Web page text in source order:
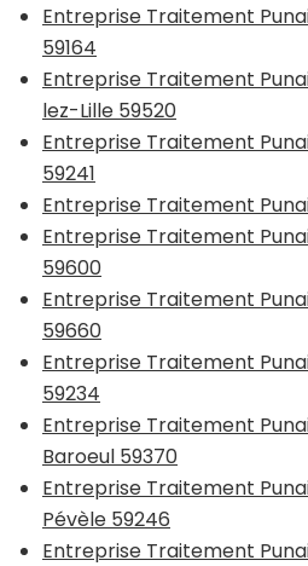
Entreprise Traitement
59164
Entreprise Traitement
lez-Lille 59520
Entreprise Traitement
59241
Entreprise Traitement
Entreprise Traitement
59600
Entreprise Traitement
59660
Entreprise Traitement
59234
Entreprise Traitement
Baroeul 59370
Entreprise Traitement
Pévèle 59246
Entreprise Traitement